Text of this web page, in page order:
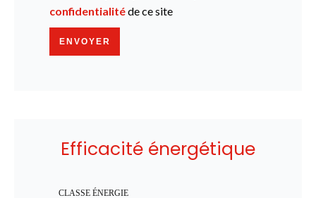
confidentialitéde ce site
ENVOYER
Efficacité énergétique